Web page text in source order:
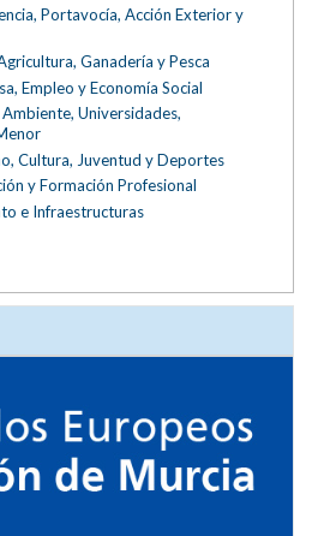
Portavocía, Acción Exterior y
Ganadería y Pesca
Empleo y Economía Social
Universidades,
Cultura, Juventud y Deportes
y Formación Profesional
e Infraestructuras